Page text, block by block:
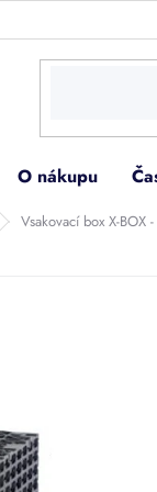
O nákupu
Vsakovací box X-